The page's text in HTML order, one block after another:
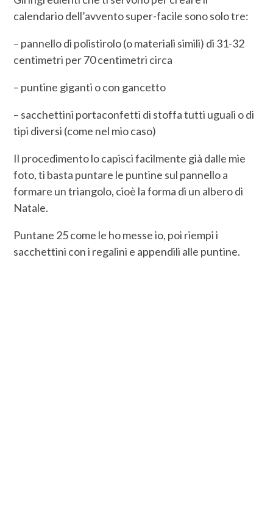
calendario dell’avvento super-facile sono solo tre:
– pannello di polistirolo (o materiali simili) di 31-32
centimetri per 70 centimetri circa
– puntine giganti o con gancetto
– sacchettini portaconfetti di stoffa tutti uguali o di
tipi diversi (come nel mio caso)
Il procedimento lo capisci facilmente già dalle mie
foto, ti basta puntare le puntine sul pannello a
formare un triangolo, cioè la forma di un albero di
Natale.
Puntane 25 come le ho messe io, poi riempi i
sacchettini con i regalini e appendili alle puntine.